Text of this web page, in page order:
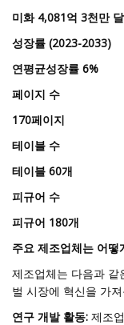
미화 4,081억 3천만
성장률 (2023-2033)
연평균성장률 6%
페이지 수
170페이지
테이블 수
테이블 60개
피규어 수
피규어 180개
주요 제조업체는 어
제조업체는 다음과 같
벌 시장에 혁신을 가
연구 개발 활동: 제조